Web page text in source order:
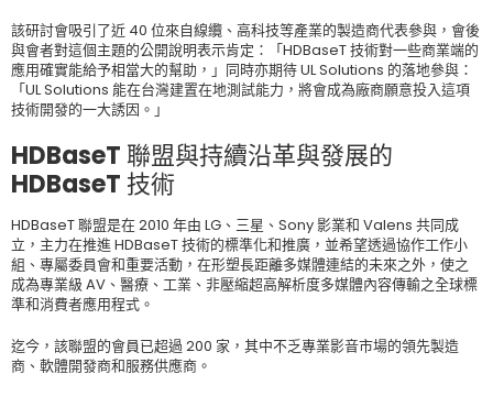
該研討會吸引了近 40 位來自線纜、高科技等產業的製造商代表參與，會後
與會者對這個主題的公開說明表示肯定：「HDBaseT 技術對一些商業端的
應用確實能給予相當大的幫助，」同時亦期待 UL Solutions 的落地參與：
「UL Solutions 能在台灣建置在地測試能力，將會成為廠商願意投入這項
技術開發的一大誘因。」
HDBaseT 聯盟與持續沿革與發展的
HDBaseT 技術
HDBaseT 聯盟是在 2010 年由 LG、三星、Sony 影業和 Valens 共同成
立，主力在推進 HDBaseT 技術的標準化和推廣，並希望透過協作工作小
組、專屬委員會和重要活動，在形塑長距離多媒體連結的未來之外，使之
成為專業級 AV、醫療、工業、非壓縮超高解析度多媒體內容傳輸之全球標
準和消費者應用程式。
迄今，該聯盟的會員已超過 200 家，其中不乏專業影音市場的領先製造
商、軟體開發商和服務供應商。